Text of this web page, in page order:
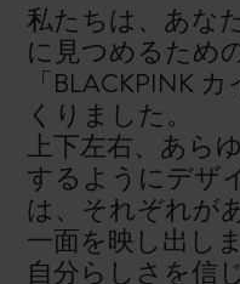
私たちは、あな
に見つめるため
「BLACKPINK
くりました。
上下左右、あら
するようにデザ
は、それぞれが
一面を映し出しま
自分らしさを信